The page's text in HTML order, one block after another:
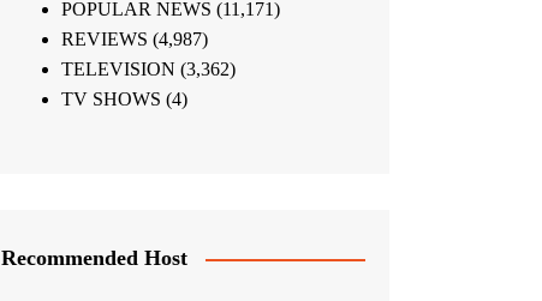
POPULAR NEWS (11,171)
REVIEWS (4,987)
TELEVISION (3,362)
TV SHOWS (4)
Recommended Host